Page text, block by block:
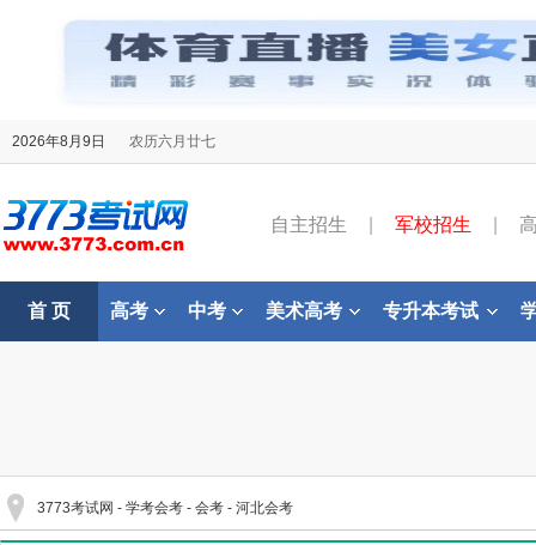
2026年8月9日 农历六月廿七
自主招生 军校招生
首 页 高考 中考 美术高考 专升本考试
3773考试网 - 学考会考 - 会考 - 河北会考